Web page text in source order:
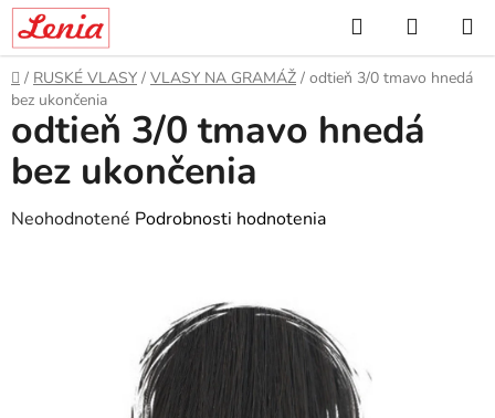
Prejsť
obsah
Hľadať
KOŠÍK
Domov
/ RUSKÉ VLASY / VLASY NA GRAMÁŽ / odtieň 3/0 tmavo hnedá
bez ukončenia
odtieň 3/0 tmavo hnedá
bez ukončenia
Priemerné
Neohodnotené Podrobnosti hodnotenia